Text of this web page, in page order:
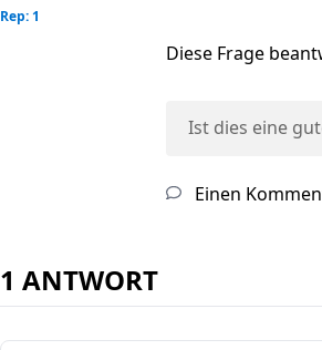
Rep: 1
Diese Frage
Ist dies eine
Einen
1 ANTWORT